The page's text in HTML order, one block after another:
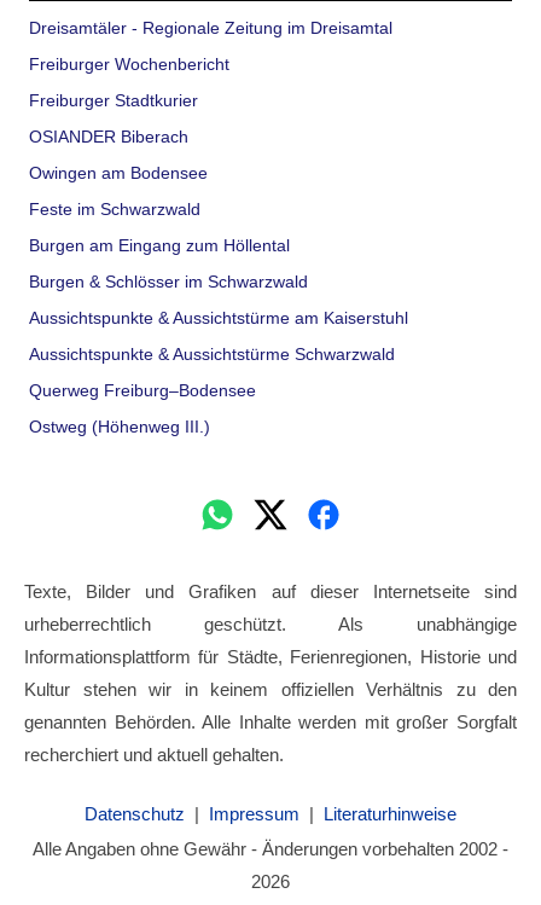
Dreisamtäler - Regionale Zeitung im Dreisamtal
Freiburger Wochenbericht
Freiburger Stadtkurier
OSIANDER Biberach
Owingen am Bodensee
Feste im Schwarzwald
Burgen am Eingang zum Höllental
Burgen & Schlösser im Schwarzwald
Aussichtspunkte & Aussichtstürme am Kaiserstuhl
Aussichtspunkte & Aussichtstürme Schwarzwald
Querweg Freiburg–Bodensee
Ostweg (Höhenweg III.)
Texte, Bilder und Grafiken auf dieser Internetseite sind
urheberrechtlich geschützt. Als unabhängige
Informationsplattform für Städte, Ferienregionen, Historie und
Kultur stehen wir in keinem offiziellen Verhältnis zu den
genannten Behörden. Alle Inhalte werden mit großer Sorgfalt
recherchiert und aktuell gehalten.
Datenschutz | Impressum | Literaturhinweise
Alle Angaben ohne Gewähr - Änderungen vorbehalten 2002 -
2026